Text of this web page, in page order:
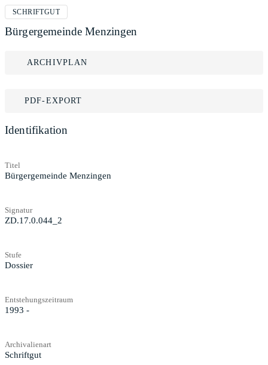
SCHRIFTGUT
Bürgergemeinde Menzingen
ARCHIVPLAN
PDF-EXPORT
Identifikation
Titel
Bürgergemeinde Menzingen
Signatur
ZD.17.0.044_2
Stufe
Dossier
Entstehungszeitraum
1993 -
Archivalienart
Schriftgut